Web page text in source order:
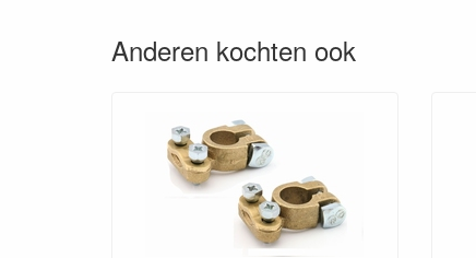
Anderen kochten ook